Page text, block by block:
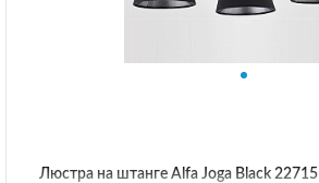
Люстра на штанге Alfa Joga Black 22715